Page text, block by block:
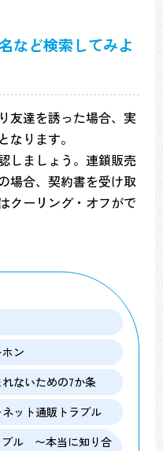
など検索してみよ
友達を誘った場合、実
ります。
しましょう。連鎖販売
場合、契約書を受け取
クーリング・オフがで
ン
ないための7か条
ット通販トラブル
ブル 〜本当に知り合